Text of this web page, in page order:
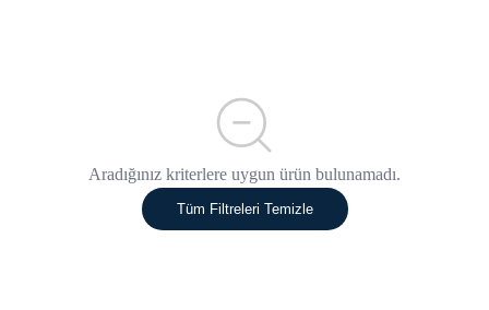
Aradığınız kriterlere uygun ürün bulunamadı.
Tüm Filtreleri Temizle